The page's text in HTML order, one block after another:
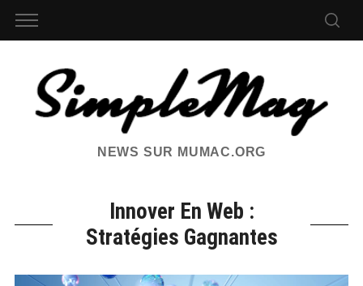
NEWS SUR MUMAC.ORG
Innover En Web :
Stratégies Gagnantes